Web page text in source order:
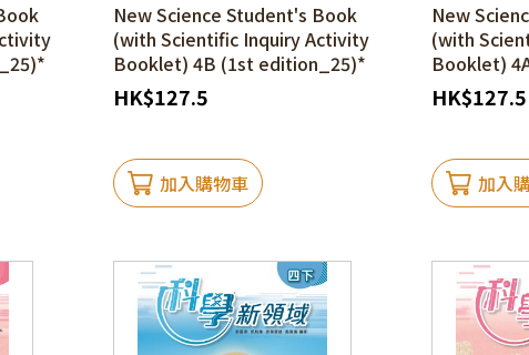
New Science Student's Book
(with Scientific Inquiry Activity
Booklet) 4B (1st edition_25)*
HK$127.5
加入購物車
New
(with
Booklet)
HK$127.5
加入